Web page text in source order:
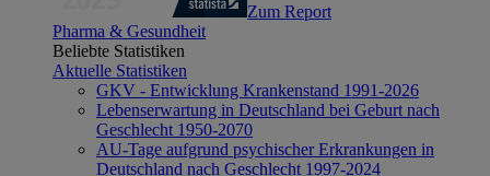
Zum Report
Pharma & Gesundheit
Beliebte Statistiken
Aktuelle Statistiken
GKV - Entwicklung Krankenstand 1991-2026
Lebenserwartung in Deutschland bei Geburt nach
Geschlecht 1950-2070
AU-Tage aufgrund psychischer Erkrankungen in
Deutschland nach Geschlecht 1997-2024